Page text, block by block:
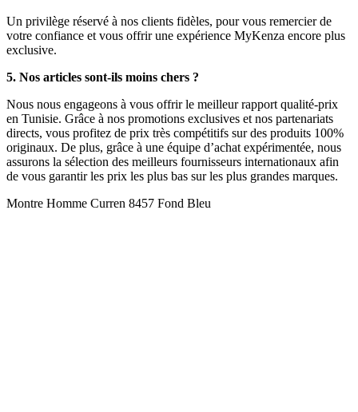
Un privilège réservé à nos clients fidèles, pour vous remercier de
votre confiance et vous offrir une expérience MyKenza encore plus
exclusive.
5. Nos articles sont-ils moins chers ?
Nous nous engageons à vous offrir le meilleur rapport qualité-prix
en Tunisie. Grâce à nos promotions exclusives et nos partenariats
directs, vous profitez de prix très compétitifs sur des produits 100%
originaux. De plus, grâce à une équipe d’achat expérimentée, nous
assurons la sélection des meilleurs fournisseurs internationaux afin
de vous garantir les prix les plus bas sur les plus grandes marques.
Montre Homme Curren 8457 Fond Bleu